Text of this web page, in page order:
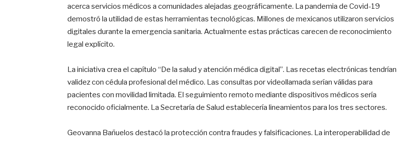
acerca servicios médicos a comunidades alejadas geográficamente. La pandemia de Covid-19
demostró la utilidad de estas herramientas tecnológicas. Millones de mexicanos utilizaron servicios
digitales durante la emergencia sanitaria. Actualmente estas prácticas carecen de reconocimiento
legal explícito.
La iniciativa crea el capítulo “De la salud y atención médica digital”. Las recetas electrónicas tendrían
validez con cédula profesional del médico. Las consultas por videollamada serían válidas para
pacientes con movilidad limitada. El seguimiento remoto mediante dispositivos médicos sería
reconocido oficialmente. La Secretaría de Salud establecería lineamientos para los tres sectores.
Geovanna Bañuelos destacó la protección contra fraudes y falsificaciones. La interoperabilidad de